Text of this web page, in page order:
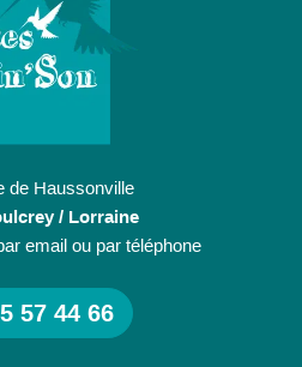
de Haussonville
/ Lorraine
email ou par téléphone
57 44 66